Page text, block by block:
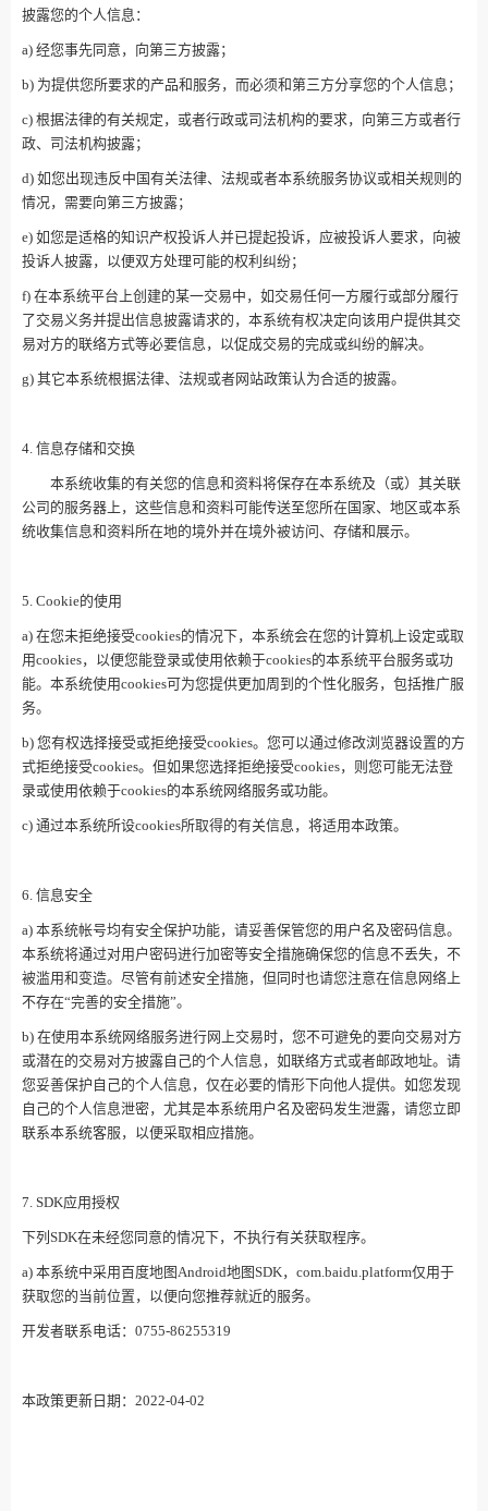
披露您的个人信息：
a) 经您事先同意，向第三方披露；
b) 为提供您所要求的产品和服务，而必须和第三方分享您的个人信息；
c) 根据法律的有关规定，或者行政或司法机构的要求，向第三方或者行
政、司法机构披露；
d) 如您出现违反中国有关法律、法规或者本系统服务协议或相关规则的
情况，需要向第三方披露；
e) 如您是适格的知识产权投诉人并已提起投诉，应被投诉人要求，向被
投诉人披露，以便双方处理可能的权利纠纷；
f) 在本系统平台上创建的某一交易中，如交易任何一方履行或部分履行
了交易义务并提出信息披露请求的，本系统有权决定向该用户提供其交
易对方的联络方式等必要信息，以促成交易的完成或纠纷的解决。
g) 其它本系统根据法律、法规或者网站政策认为合适的披露。
4. 信息存储和交换
本系统收集的有关您的信息和资料将保存在本系统及（或）其关联
公司的服务器上，这些信息和资料可能传送至您所在国家、地区或本系
统收集信息和资料所在地的境外并在境外被访问、存储和展示。
5. Cookie的使用
a) 在您未拒绝接受cookies的情况下，本系统会在您的计算机上设定或取
用cookies，以便您能登录或使用依赖于cookies的本系统平台服务或功
能。本系统使用cookies可为您提供更加周到的个性化服务，包括推广服
务。
b) 您有权选择接受或拒绝接受cookies。您可以通过修改浏览器设置的方
式拒绝接受cookies。但如果您选择拒绝接受cookies，则您可能无法登
录或使用依赖于cookies的本系统网络服务或功能。
c) 通过本系统所设cookies所取得的有关信息，将适用本政策。
6. 信息安全
a) 本系统帐号均有安全保护功能，请妥善保管您的用户名及密码信息。
本系统将通过对用户密码进行加密等安全措施确保您的信息不丢失，不
被滥用和变造。尽管有前述安全措施，但同时也请您注意在信息网络上
不存在“完善的安全措施”。
b) 在使用本系统网络服务进行网上交易时，您不可避免的要向交易对方
或潜在的交易对方披露自己的个人信息，如联络方式或者邮政地址。请
您妥善保护自己的个人信息，仅在必要的情形下向他人提供。如您发现
自己的个人信息泄密，尤其是本系统用户名及密码发生泄露，请您立即
联系本系统客服，以便采取相应措施。
7. SDK应用授权
下列SDK在未经您同意的情况下，不执行有关获取程序。
a) 本系统中采用百度地图Android地图SDK，com.baidu.platform仅用于
获取您的当前位置，以便向您推荐就近的服务。
开发者联系电话：0755-86255319
本政策更新日期：2022-04-02